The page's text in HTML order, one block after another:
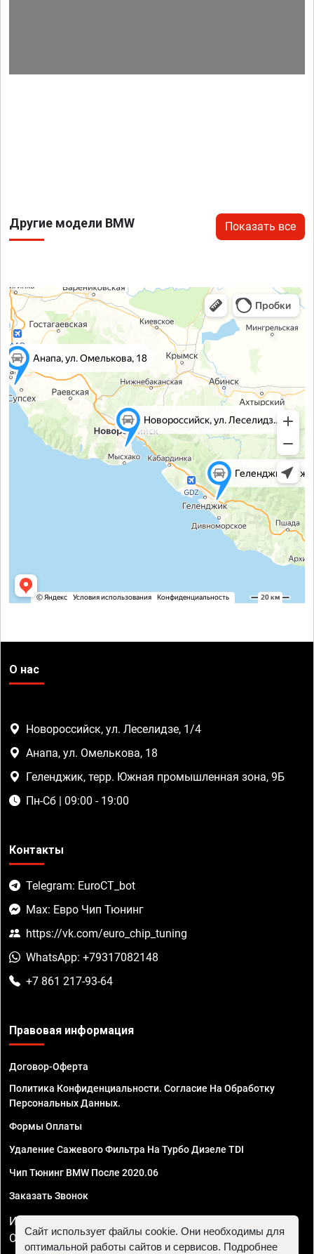
Другие модели BMW Показать все
О нас
Новороссийск, ул. Леселидзе, 1/4
Анапа, ул. Омелькова, 18
Геленджик, терр. Южная промышленная зона, 9Б
Пн-Сб | 09:00 - 19:00
Контакты
Telegram: EuroCT_bot
Max: Евро Чип Тюнинг
https://vk.com/euro_chip_tuning
WhatsApp: +79317082148
+7 861 217-93-64
Правовая информация
Договор-Оферта
Политика Конфиденциальности. Согласие На Обработку
Персональных Данных.
Формы Оплаты
Удаление Сажевого Фильтра На Турбо Дизеле TDI
Чип Тюнинг BMW После 2020.06
Заказать Звонок
ИП Смирнов Георгий Павлович. ИНН 781302555843,
ОГРНИП 324470400032610
Сайт использует файлы cookie. Они необходимы для
оптимальной работы сайтов и сервисов. Подробнее